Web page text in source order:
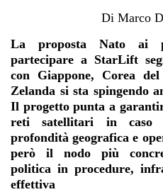
Di Marco
La proposta Nato ai
partecipare a StarLift
con Giappone, Corea
Zelanda si sta spingendo
Il progetto punta a
reti satellitari in caso
profondità geografica e
però il nodo più
politica in procedure,
effettiva